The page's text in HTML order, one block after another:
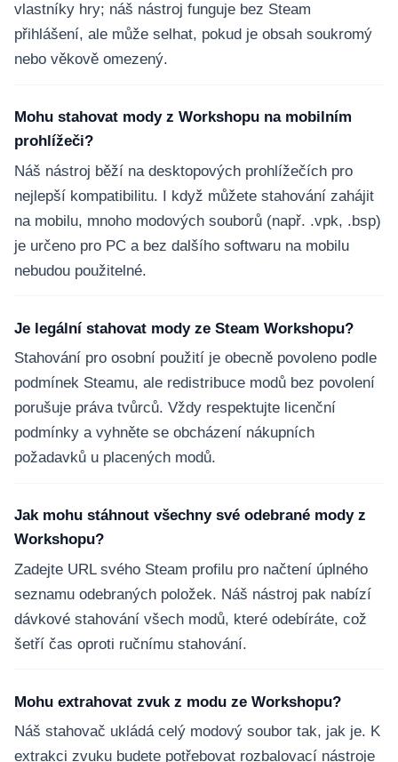
vlastníky hry; náš nástroj funguje bez Steam
přihlášení, ale může selhat, pokud je obsah soukromý
nebo věkově omezený.
Mohu stahovat mody z Workshopu na mobilním
prohlížeči?
Náš nástroj běží na desktopových prohlížečích pro
nejlepší kompatibilitu. I když můžete stahování zahájit
na mobilu, mnoho modových souborů (např. .vpk, .bsp)
je určeno pro PC a bez dalšího softwaru na mobilu
nebudou použitelné.
Je legální stahovat mody ze Steam Workshopu?
Stahování pro osobní použití je obecně povoleno podle
podmínek Steamu, ale redistribuce modů bez povolení
porušuje práva tvůrců. Vždy respektujte licenční
podmínky a vyhněte se obcházení nákupních
požadavků u placených modů.
Jak mohu stáhnout všechny své odebrané mody z
Workshopu?
Zadejte URL svého Steam profilu pro načtení úplného
seznamu odebraných položek. Náš nástroj pak nabízí
dávkové stahování všech modů, které odebíráte, což
šetří čas oproti ručnímu stahování.
Mohu extrahovat zvuk z modu ze Workshopu?
Náš stahovač ukládá celý modový soubor tak, jak je. K
extrakci zvuku budete potřebovat rozbalovací nástroje